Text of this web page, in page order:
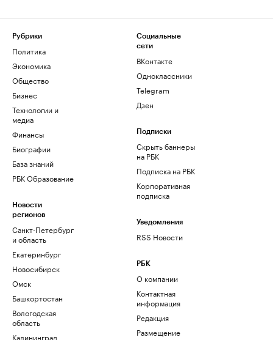
Рубрики
Политика
Экономика
Общество
Бизнес
Технологии и
медиа
Финансы
Биографии
База знаний
РБК Образование
Новости
регионов
Санкт-Петербург
и область
Екатеринбург
Новосибирск
Омск
Башкортостан
Вологодская
область
Калининград
Социальные
сети
ВКонтакте
Одноклассники
Telegram
Дзен
Подписки
Скрыть баннеры
на РБК
Подписка на РБК
Корпоративная
подписка
Уведомления
RSS Новости
РБК
О компании
Контактная
информация
Редакция
Размещение